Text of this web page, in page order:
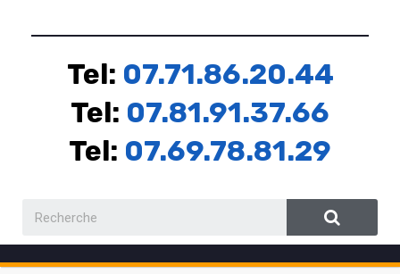
Tel: 07.71.86.20.44
Tel: 07.81.91.37.66
Tel: 07.69.78.81.29